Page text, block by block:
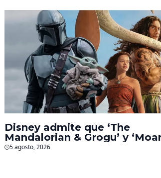
Disney admite que ‘The
Mandalorian & Grogu’ y
fueron decepciones en
5 agosto, 2026